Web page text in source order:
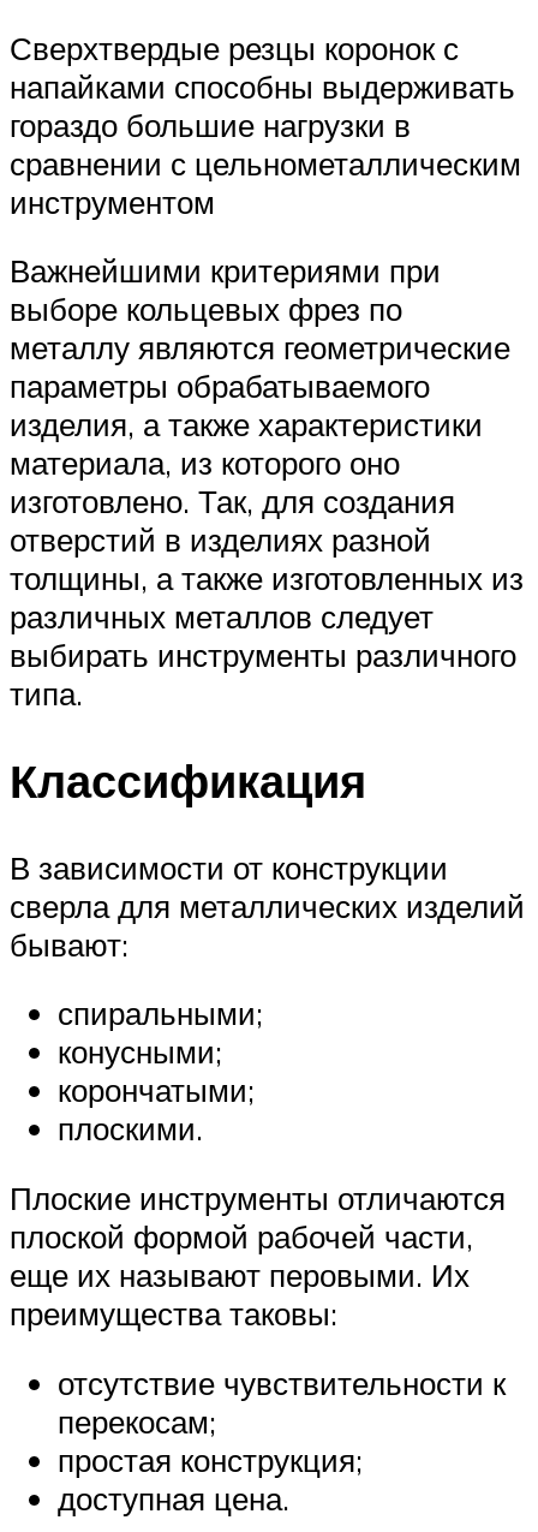
Сверхтвердые резцы коронок с
напайками способны выдерживать
гораздо большие нагрузки в
сравнении с цельнометаллическим
инструментом
Важнейшими критериями при
выборе кольцевых фрез по
металлу являются геометрические
параметры обрабатываемого
изделия, а также характеристики
материала, из которого оно
изготовлено. Так, для создания
отверстий в изделиях разной
толщины, а также изготовленных из
различных металлов следует
выбирать инструменты различного
типа.
Классификация
В зависимости от конструкции
сверла для металлических изделий
бывают:
спиральными;
конусными;
корончатыми;
плоскими.
Плоские инструменты отличаются
плоской формой рабочей части,
еще их называют перовыми. Их
преимущества таковы:
отсутствие чувствительности к
перекосам;
простая конструкция;
доступная цена.